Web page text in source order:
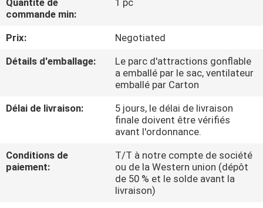
VISITE
D'USINE
DE
COMPANY
NEWS
Quantité de
commande min:
1 pc
Prix:
Negotiated
Détails d'emballage:
Le parc d'attractions gonflable
a emballé par le sac, ventilateur
emballé par Carton
Délai de livraison:
5 jours, le délai de livraison
finale doivent être vérifiés
avant l'ordonnance.
Conditions de
paiement:
T/T à notre compte de société
ou de la Western union (dépôt
de 50 % et le solde avant la
livraison)